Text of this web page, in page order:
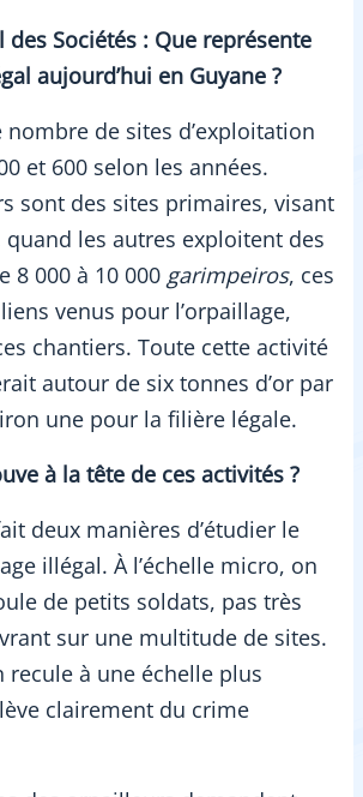
des Sociétés : Que représente
aujourd’hui en Guyane ?
nombre de sites d’exploitation
et 600 selon les années.
sont des sites primaires, visant
les autres exploitent des
8 000 à 10 000 garimpeiros, ces
venus pour l’orpaillage,
chantiers. Toute cette activité
autour de six tonnes d’or par
une pour la filière légale.
à la tête de ces activités ?
deux manières d’étudier le
illégal. À l’échelle micro, on
de petits soldats, pas très
sur une multitude de sites.
recule à une échelle plus
clairement du crime